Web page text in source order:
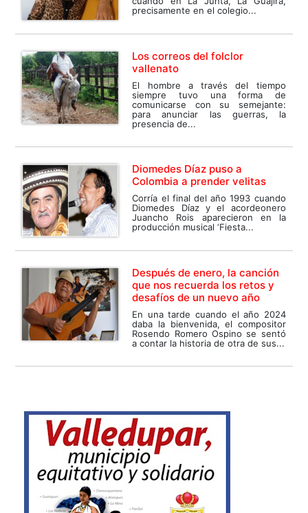
precisamente en el colegio...
Los correos del folclor
vallenato
El hombre a través del tiempo
siempre tuvo una forma de
comunicarse con su semejante:
para anunciar las guerras, la
presencia de...
Diomedes Díaz puso a
Colombia a prender velitas
Corría el final del año 1993 cuando
Diomedes Díaz y el acordeonero
Juancho Rois aparecieron en la
producción musical ‘Fiesta...
Después de enero, la canción
que nos recuerda los retos y
desafíos de un nuevo año
En una tarde cuando el año 2024
daba la bienvenida, el compositor
Rosendo Romero Ospino se sentó
a contar la historia de otra de sus...